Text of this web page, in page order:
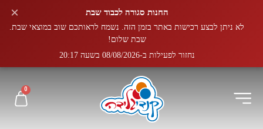
0
החנות סגורה לכבוד שבת
לא ניתן לבצע רכישות באתר בזמן הזה. נשמח לראותכם שוב במוצאי שבת.
שבת שלום!
נחזור לפעילות ב-08/08/2026 בשעה 20:17
×